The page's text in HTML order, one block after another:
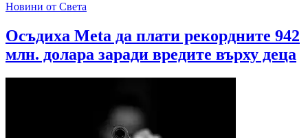
Новини от Света
Осъдиха Meta да плати рекордните 942
млн. долара заради вредите върху деца